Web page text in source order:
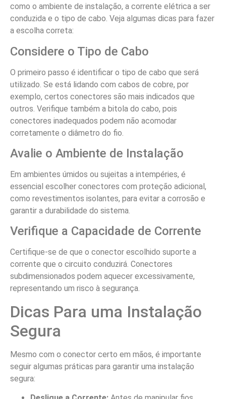
como o ambiente de instalação, a corrente elétrica a ser
conduzida e o tipo de cabo. Veja algumas dicas para fazer
a escolha correta:
Considere o Tipo de Cabo
O primeiro passo é identificar o tipo de cabo que será
utilizado. Se está lidando com cabos de cobre, por
exemplo, certos conectores são mais indicados que
outros. Verifique também a bitola do cabo, pois
conectores inadequados podem não acomodar
corretamente o diâmetro do fio.
Avalie o Ambiente de Instalação
Em ambientes úmidos ou sujeitas a intempéries, é
essencial escolher conectores com proteção adicional,
como revestimentos isolantes, para evitar a corrosão e
garantir a durabilidade do sistema.
Verifique a Capacidade de Corrente
Certifique-se de que o conector escolhido suporte a
corrente que o circuito conduzirá. Conectores
subdimensionados podem aquecer excessivamente,
representando um risco à segurança.
Dicas Para uma Instalação
Segura
Mesmo com o conector certo em mãos, é importante
seguir algumas práticas para garantir uma instalação
segura: